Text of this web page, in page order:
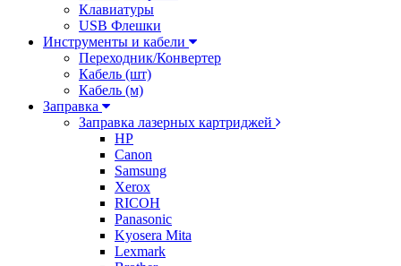
Клавиатуры
USB Флешки
Инструменты и кабели
Переходник/Конвертер
Кабель (шт)
Кабель (м)
Заправка
Заправка лазерных картриджей
HP
Canon
Samsung
Xerox
RICOH
Panasonic
Kyosera Mita
Lexmark